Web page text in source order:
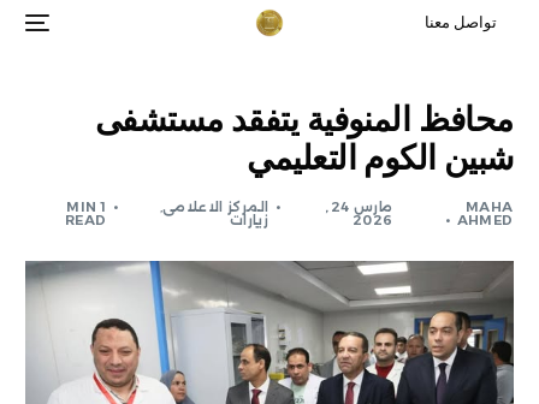
تواصل معنا
محافظ المنوفية يتفقد مستشفى
شبين الكوم التعليمي
MAHA
AHMED
مارس 24,
2026
المركز الاعلامى,
زيارات
1 MIN
READ